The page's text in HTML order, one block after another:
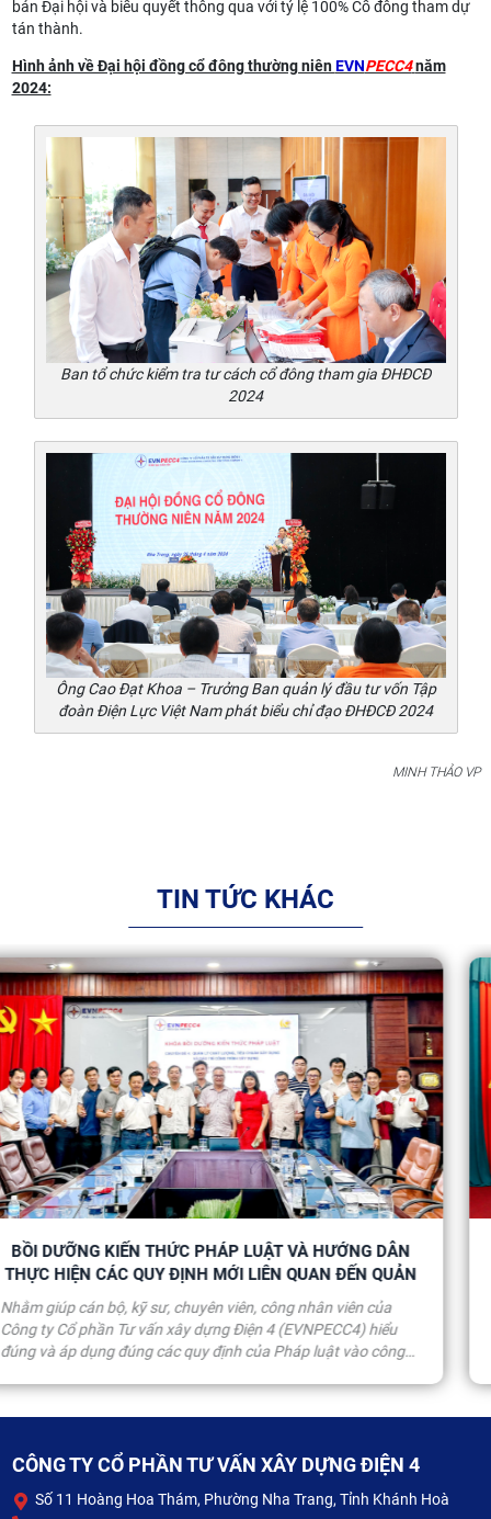
bản Đại hội và biểu quyết thông qua với tỷ lệ 100% Cổ đông tham dự
tán thành.
Hình ảnh về Đại hội đồng cổ đông thường niênEVNPECC4 năm
2024:
Ban tổ chức kiểm tra tư cách cổ đông tham gia ĐHĐCĐ
2024
Ông Cao Đạt Khoa – Trưởng Ban quản lý đầu tư vốn Tập
đoàn Điện Lực Việt Nam phát biểu chỉ đạoĐHĐCĐ 2024
MINH THẢO VP
TIN TỨC KHÁC
CÔNG TY CỔ PHẦN TƯ VẤN XÂY DỰNG ĐIỆN 4 RA
MÔ HÌNH “DOANH NGHIỆP KHÔNG MA TÚY”
Ngày 31/7/2026, tại Hội trường Trụ sở chính 11 Hoàng
Thám, Phường Nha Trang (Tỉnh Khánh Hòa), Công ty Cổ
Tư vấn xây dựng Điện 4 (EVNPECC4) phối hợp cùng
ninh kinh tế - Công an tỉnh Khánh Hòa tổ chức Lễ ra mắt
hình “Doanh nghiệp không ma túy”. Sự kiện góp phần chủ
động nâng cao nhận thức, trách nhiệm của cán bộ, công
phòng, chống ma túy, qua đó tiếp tục xây dựng môi
CÔNG TY CỔ PHẦN TƯ VẤN XÂY DỰNG ĐIỆN 4
Số 11 Hoàng Hoa Thám, Phường Nha Trang, Tỉnh Khánh Hoà